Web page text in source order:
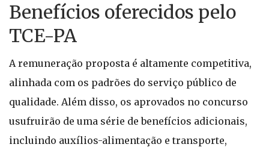
Benefícios oferecidos pelo
TCE-PA
A remuneração proposta é altamente competitiva,
alinhada com os padrões do serviço público de
qualidade. Além disso, os aprovados no concurso
usufruirão de uma série de benefícios adicionais,
incluindo auxílios-alimentação e transporte,